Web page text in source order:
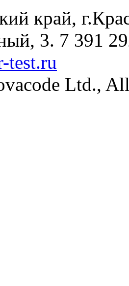
край,
3. 7 391
test.ru
Ltd.,